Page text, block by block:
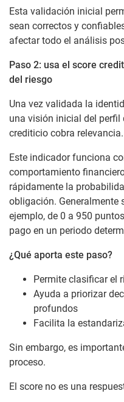
Esta validación inicial
sean correctos y
afectar todo el análisis
Paso 2: usa el score
del riesgo
Una vez validada la
una visión inicial del perfil
crediticio cobra relevancia.
Este indicador funciona
comportamiento
rápidamente la
obligación. Generalmente
ejemplo, de 0 a 950
pago en un periodo
¿Qué aporta este paso?
Permite clasificar el
Ayuda a priorizar
profundos
Facilita la
Sin embargo, es
proceso.
El score no es una